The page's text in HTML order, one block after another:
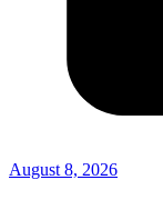
August 8, 2026